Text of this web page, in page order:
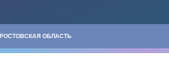
РОСТОВСКАЯ ОБЛАСТЬ